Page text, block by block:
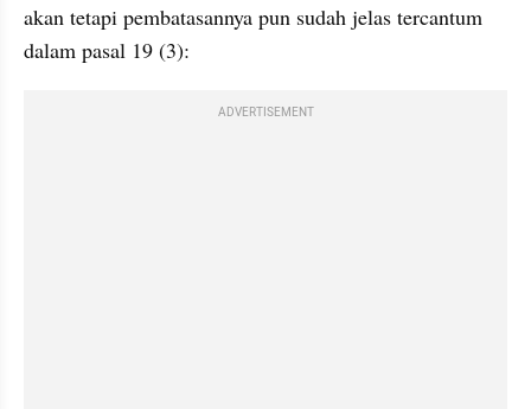
akan tetapi pembatasannya pun sudah jelas tercantum
dalam pasal 19 (3):
ADVERTISEMENT